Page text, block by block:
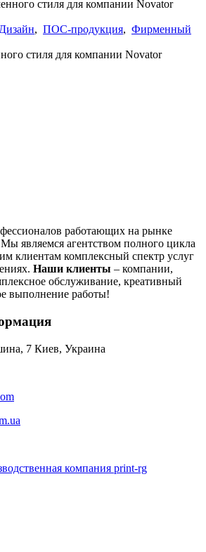
Дизайн, ПОС-продукция, Фирменный
стиля для компании Novator
работающих на рынке
являемся агентством полного цикла
клиентам комплексный спектр услуг
Наши клиенты – компании,
обслуживание, креативный
выполнение работы!
7 Киев, Украина
компания print-rg